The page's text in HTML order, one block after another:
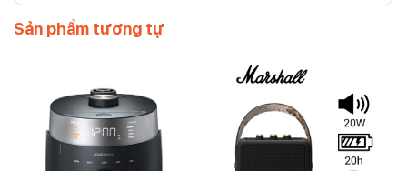
dụng đi kèm dành cho điện thoại thông minh và máy tính
bảng
Vận hành máy lọc không khí một cách thuận tiện từ bất kỳ
đâu bằng ứng dụng di động tiện lợi dành cho máy tính
bảng hoặc điện thoại thông minh
Sản phẩm tương tự